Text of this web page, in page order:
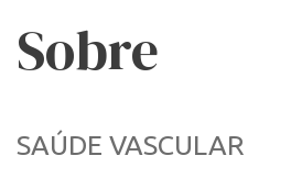
Sobre
SAÚDE VASCULAR